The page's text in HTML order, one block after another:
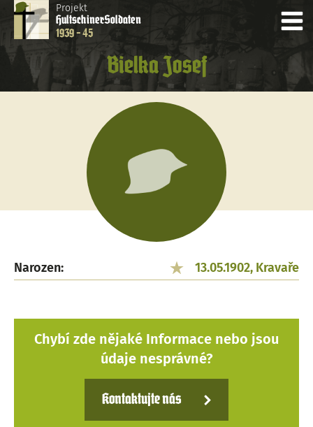
Projekt
HultschinerSoldaten
1939 - 45
Bielka Josef
Narozen: 13.05.1902, Kravaře
Chybí zde nějaké Informace nebo jsou
údaje nesprávné?
Kontaktujte nás